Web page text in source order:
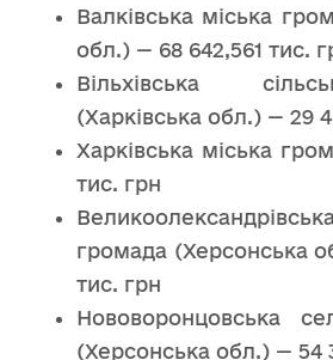
Валківська міська
обл.) — 68 642,561 тис.
Вільхівська
(Харківська обл.) — 29
Харківська міська
тис. грн
громада (Херсонська
тис. грн
Нововоронцовська
(Херсонська обл.) — 54